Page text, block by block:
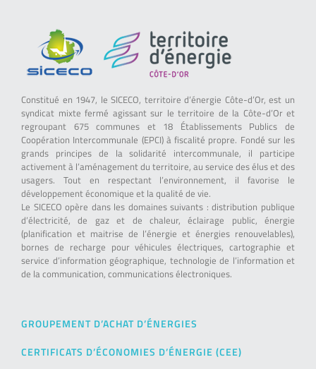
Constitué en 1947, le SICECO, territoire d’énergie Côte-d’Or, est un
syndicat mixte fermé agissant sur le territoire de la Côte-d’Or et
regroupant 675 communes et 18 Établissements Publics de
Coopération Intercommunale (EPCI) à fiscalité propre. Fondé sur les
grands principes de la solidarité intercommunale, il participe
activement à l’aménagement du territoire, au service des élus et des
usagers. Tout en respectant l’environnement, il favorise le
développement économique et la qualité de vie.
Le SICECO opère dans les domaines suivants : distribution publique
d’électricité, de gaz et de chaleur, éclairage public, énergie
(planification et maitrise de l’énergie et énergies renouvelables),
bornes de recharge pour véhicules électriques, cartographie et
service d’information géographique, technologie de l’information et
de la communication, communications électroniques.
GROUPEMENT D’ACHAT D’ÉNERGIES
CERTIFICATS D’ÉCONOMIES D’ÉNERGIE (CEE)